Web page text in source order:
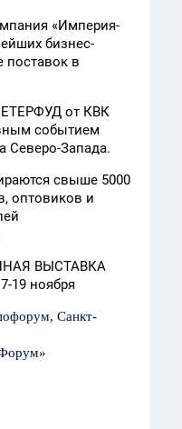
«Империя-
бизнес-
поставок в
от КВК
событием
Северо-Запада.
свыше 5000
оптовиков и
ВЫСТАВКА
19 ноября
Санкт-